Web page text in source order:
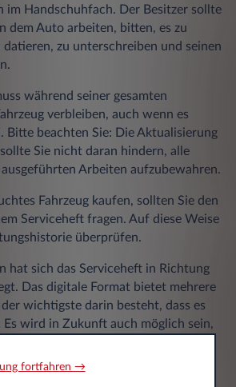
im Handschuhfach. Der Besitzer sollte
dem Auto arbeiten, bitten, es zu
zu unterschreiben und seinen
während seiner gesamten
verbleiben, auch wenn es
beachten Sie: Die Aktualisierung
Sie nicht daran hindern, alle
ausgeführten Arbeiten aufzubewahren.
Fahrzeug kaufen, sollten Sie den
Serviceheft fragen. Auf diese Weise
überprüfen.
hat sich das Serviceheft in Richtung
Das digitale Format bietet mehrere
wichtigste darin besteht, dass es
wird in Zukunft auch möglich sein,
zu
den Eigentümer auf einen
oder eine technische Inspektion
fortfahren →